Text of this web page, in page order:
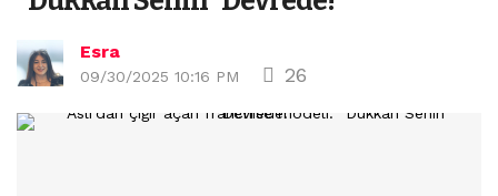
Esra
09/30/2025 10:16 PM 26